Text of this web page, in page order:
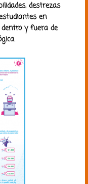
destrezas
en
y fuera de